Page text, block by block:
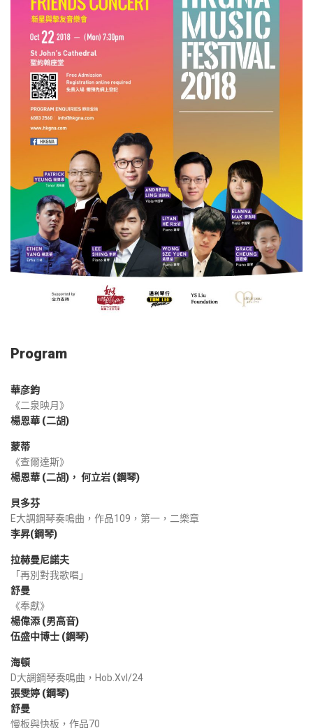
Program
華彦鈞
《二泉映月》
楊恩華 (二胡)
蒙蒂
《查爾達斯》
楊恩華 (二胡)， 何立岩 (鋼琴)
貝多芬
E大調鋼琴奏鳴曲，作品109，第一，二樂章
李昇(鋼琴)
拉赫曼尼諾夫
「再別對我歌唱」
舒曼
《奉獻》
楊偉添 (男高音)
伍盛中博士 (鋼琴)
海頓
D大調鋼琴奏鳴曲，Hob.XvI/24
張雯婷 (鋼琴)
舒曼
慢板與快板，作品70